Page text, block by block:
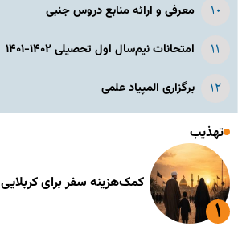
معرفی و ارائه منابع دروس جنبی
امتحانات نیم‌سال اول تحصیلی ۱۴۰۲-۱۴۰۱
برگزاری المپیاد علمی
تهذیب
کمک‌هزینه سفر برای